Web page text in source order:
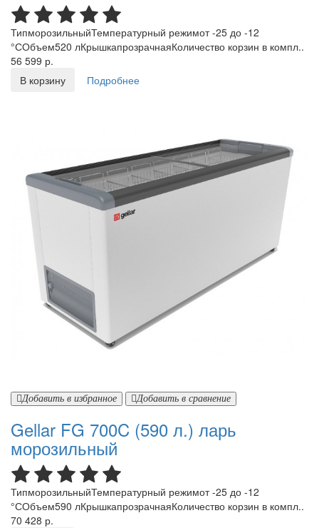
ТипморозильныйТемпературный режимот -25 до -12
°СОбъем520 лКрышкапрозрачнаяКоличество корзин в компл..
56 599 р.
В корзину
Подробнее
Добавить в избранное Добавить в сравнение
Gellar FG 700C (590 л.) ларь
морозильный
ТипморозильныйТемпературный режимот -25 до -12
°СОбъем590 лКрышкапрозрачнаяКоличество корзин в компл..
70 428 р.